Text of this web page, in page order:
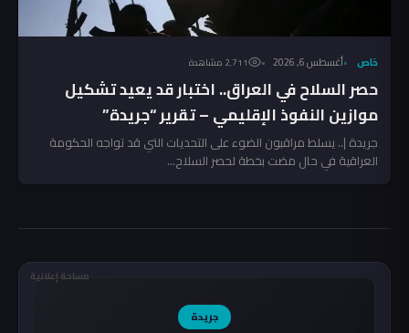
خاص أغسطس 6, 2026 2٬711 مشاهدة
حصر السلاح في العراق.. اختبار قد يعيد تشكيل
موازين النفوذ الإقليمي – تقرير “جريدة”
جريدة |.. يسلط مراقبون الضوء على التحديات التي قد تواجه الحكومة
العراقية في حال مضت بخطة لحصر السلاح...
مساحة إعلانية
جريدة